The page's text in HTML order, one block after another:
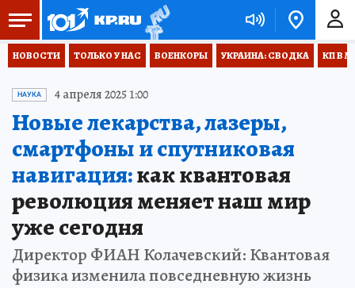
НОВОСТИ ТОЛЬКО У НАС ВОЕНКОРЫ УКРАИНА: СВОДКА КП В
НАУКА 4 апреля 2025 1:00
Новые лекарства, лазеры,
смартфоны и спутниковая
навигация:как квантовая
революция меняет наш мир
уже сегодня
Директор ФИАН Колачевский: Квантовая
физика изменила повседневную жизнь